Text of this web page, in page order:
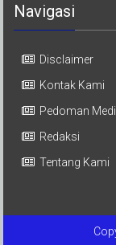
Navigasi
Disclaimer
Kontak Kami
Pedoman
Redaksi
Tentang Kami